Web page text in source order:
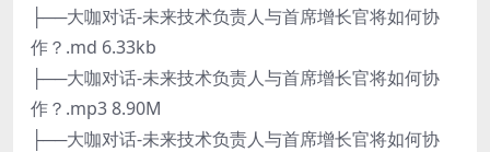
├──大咖对话-未来技术负责人与首席增长官将如何协
作？.md 6.33kb
├──大咖对话-未来技术负责人与首席增长官将如何协
作？.mp3 8.90M
├──大咖对话-未来技术负责人与首席增长官将如何协